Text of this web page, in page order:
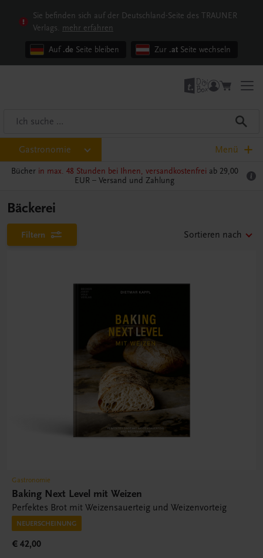
Sie befinden sich auf der Deutschland-Seite des TRAUNER
Verlags. mehr erfahren
Auf .de Seite bleiben Zur .at Seite wechseln
Gastronomie Menü
Bücher in max. 48 Stunden bei Ihnen, versandkostenfrei ab 29,00
EUR – Versand und Zahlung
Bäckerei
Filtern Sortieren nach
Gastronomie
Baking Next Level mit Weizen
Perfektes Brot mit Weizensauerteig und Weizenvorteig
NEUERSCHEINUNG
€ 42,00